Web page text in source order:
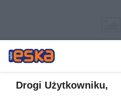
Drogi Użytkowniku,